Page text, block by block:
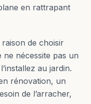
en rattrapant
de choisir
nécessite pas un
au jardin.
rénovation, un
de l’arracher,